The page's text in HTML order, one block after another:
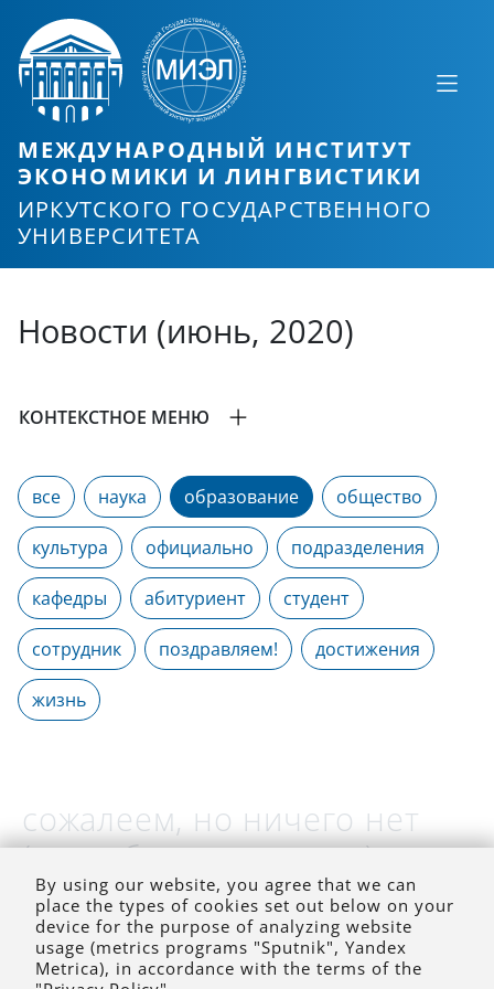
МЕЖДУНАРОДНЫЙ ИНСТИТУТ
ЭКОНОМИКИ И ЛИНГВИСТИКИ
ИРКУТСКОГО ГОСУДАРСТВЕННОГО
УНИВЕРСИТЕТА
Новости (июнь, 2020)
КОНТЕКСТНОЕ МЕНЮ
все наука образование общество
культура официально подразделения
кафедры абитуриент студент
сотрудник поздравляем! достижения
жизнь
сожалеем, но ничего нет
(на выбранное время)
By using our website, you agree that we can
place the types of cookies set out below on your
device for the purpose of analyzing website
usage (metrics programs "Sputnik", Yandex
Metrica), in accordance with the terms of the